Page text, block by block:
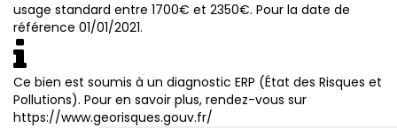
usage standard entre 1700€ et 2350€. Pour la date de
référence 01/01/2021.
Ce bien est soumis à un diagnostic ERP (État des Risques et
Pollutions). Pour en savoir plus, rendez-vous sur
https://www.georisques.gouv.fr/